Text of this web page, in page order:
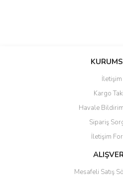
İletişim
Kargo
Havale
Sipariş
İletişim
Mesafeli Satış